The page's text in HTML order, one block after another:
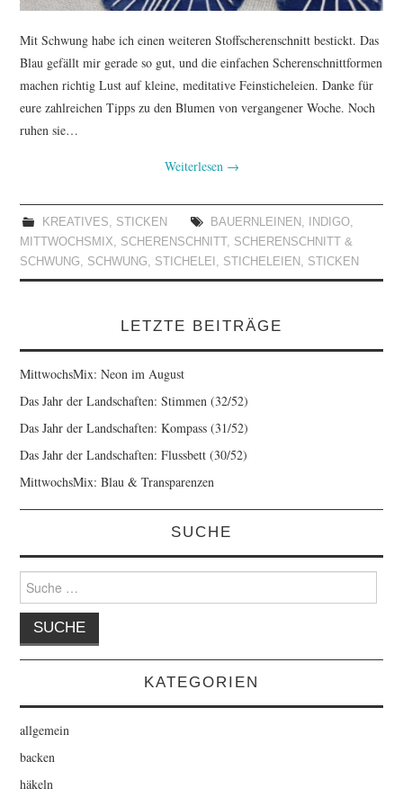
Mit Schwung habe ich einen weiteren Stoffscherenschnitt bestickt. Das
Blau gefällt mir gerade so gut, und die einfachen Scherenschnittformen
machen richtig Lust auf kleine, meditative Feinsticheleien. Danke für
eure zahlreichen Tipps zu den Blumen von vergangener Woche. Noch
ruhen sie…
Weiterlesen →
KREATIVES, STICKEN BAUERNLEINEN , INDIGO,
MITTWOCHSMIX, SCHERENSCHNITT , SCHERENSCHNITT &
SCHWUNG, SCHWUNG, STICHELEI , STICHELEIEN , STICKEN
LETZTE BEITRÄGE
MittwochsMix: Neon im August
Das Jahr der Landschaften: Stimmen (32/52)
Das Jahr der Landschaften: Kompass (31/52)
Das Jahr der Landschaften: Flussbett (30/52)
MittwochsMix: Blau & Transparenzen
SUCHE
Suche
nach:
KATEGORIEN
allgemein
backen
häkeln